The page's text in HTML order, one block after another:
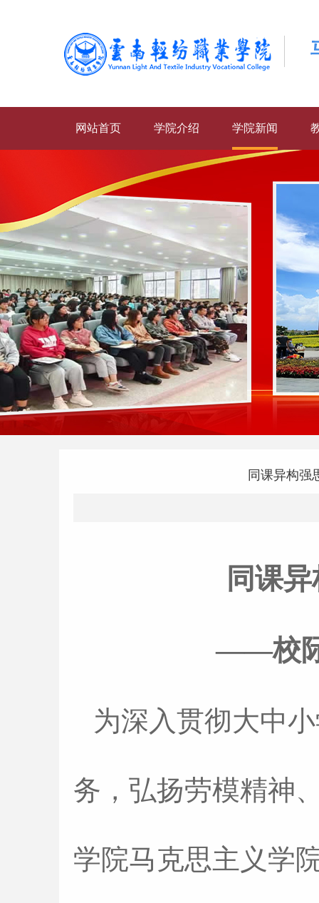
网站首页 学院介绍 学院新闻
同课异构
同课
——校际
为深入贯彻大中
务，弘扬劳模精神
学院马克思主义学